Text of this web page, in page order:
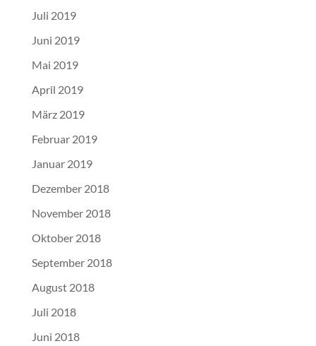
Juli 2019
Juni 2019
Mai 2019
April 2019
März 2019
Februar 2019
Januar 2019
Dezember 2018
November 2018
Oktober 2018
September 2018
August 2018
Juli 2018
Juni 2018